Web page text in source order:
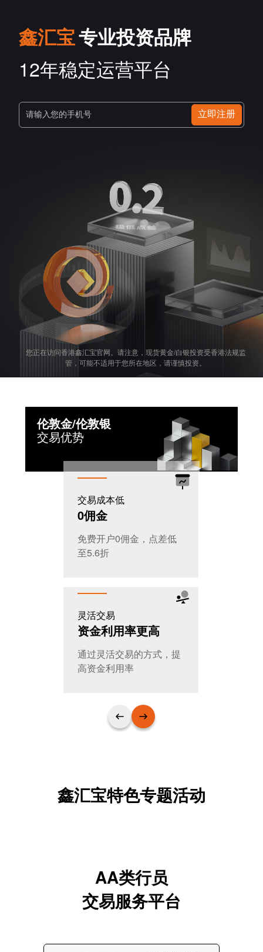
鑫汇宝专业投资品牌
12年稳定运营平台
请输入您的手机号 立即注册
您正在访问香港鑫汇宝官网。请注意，现货黄金/白银投资受香港法规监
管，可能不适用于您所在地区，请谨慎投资。
伦敦金/伦敦银
交易优势
交易成本低
0佣金
免费开户0佣金，点差低
至5.6折
灵活交易
资金利用率更高
通过灵活交易的方式，提
高资金利用率
鑫汇宝特色专题活动
AA类行员
交易服务平台